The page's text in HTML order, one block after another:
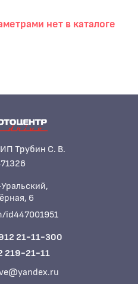
нет в каталоге
Трубин С. В.
6
id447001951
21-11-300
219-21-11